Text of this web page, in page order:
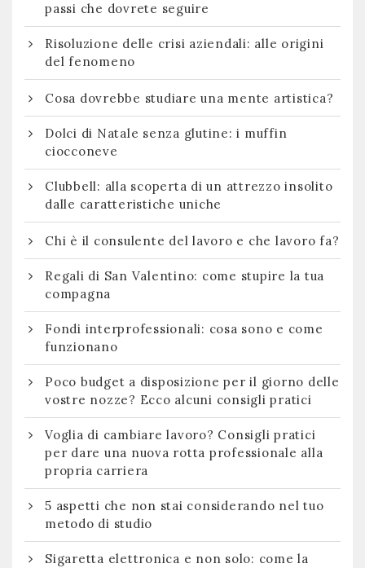
passi che dovrete seguire
Risoluzione delle crisi aziendali: alle origini
del fenomeno
Cosa dovrebbe studiare una mente artistica?
Dolci di Natale senza glutine: i muffin
ciocconeve
Clubbell: alla scoperta di un attrezzo insolito
dalle caratteristiche uniche
Chi è il consulente del lavoro e che lavoro fa?
Regali di San Valentino: come stupire la tua
compagna
Fondi interprofessionali: cosa sono e come
funzionano
Poco budget a disposizione per il giorno delle
vostre nozze? Ecco alcuni consigli pratici
Voglia di cambiare lavoro? Consigli pratici
per dare una nuova rotta professionale alla
propria carriera
5 aspetti che non stai considerando nel tuo
metodo di studio
Sigaretta elettronica e non solo: come la